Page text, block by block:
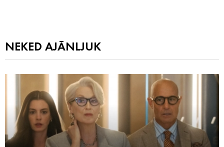
NEKED AJÁNLJUK